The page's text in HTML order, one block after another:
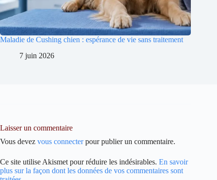
Maladie de Cushing chien : espérance de vie sans traitement
7 juin 2026
Laisser un commentaire
Vous devez vous connecterpour publier un commentaire.
Ce site utilise Akismet pour réduire les indésirables. En savoir
plus sur la façon dont les données de vos commentaires sont